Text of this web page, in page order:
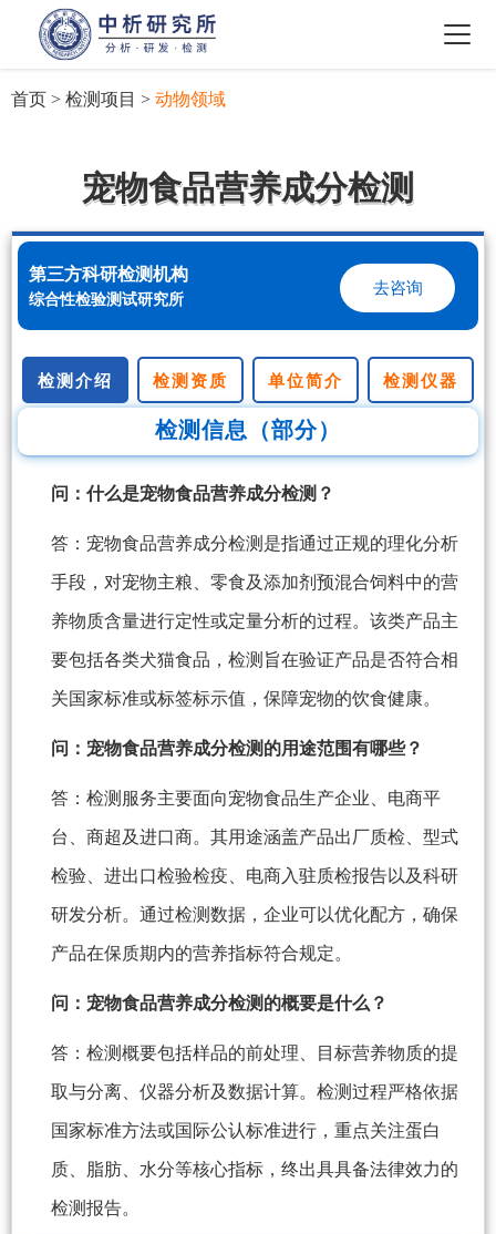
首页 > 检测项目 > 动物领域
宠物食品营养成分检测
第三方科研检测机构
综合性检验测试研究所
去咨询
检测介绍 检测资质 单位简介 检测仪器
检测信息（部分）
问：什么是宠物食品营养成分检测？
答：宠物食品营养成分检测是指通过正规的理化分析
手段，对宠物主粮、零食及添加剂预混合饲料中的营
养物质含量进行定性或定量分析的过程。该类产品主
要包括各类犬猫食品，检测旨在验证产品是否符合相
关国家标准或标签标示值，保障宠物的饮食健康。
问：宠物食品营养成分检测的用途范围有哪些？
答：检测服务主要面向宠物食品生产企业、电商平
台、商超及进口商。其用途涵盖产品出厂质检、型式
检验、进出口检验检疫、电商入驻质检报告以及科研
研发分析。通过检测数据，企业可以优化配方，确保
产品在保质期内的营养指标符合规定。
问：宠物食品营养成分检测的概要是什么？
答：检测概要包括样品的前处理、目标营养物质的提
取与分离、仪器分析及数据计算。检测过程严格依据
国家标准方法或国际公认标准进行，重点关注蛋白
质、脂肪、水分等核心指标，终出具具备法律效力的
检测报告。